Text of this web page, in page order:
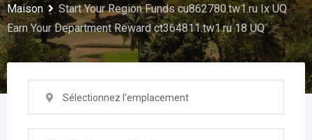
Maison
Start Your Region Funds cu862780.tw1.ru Ix UQ
Earn Your Department Reward ct364811.tw1.ru 18 UQ
Sélectionnez l'emplacement